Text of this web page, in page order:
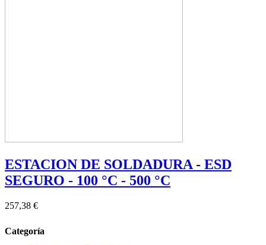
ESTACION DE SOLDADURA - ESD
SEGURO - 100 °C - 500 °C
257,38 €
Categoría